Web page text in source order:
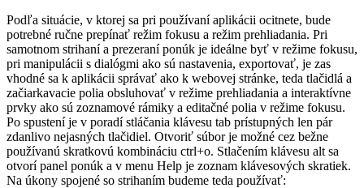
Podľa situácie, v ktorej sa pri používaní aplikácii ocitnete, bude
potrebné ručne prepínať režim fokusu a režim prehliadania. Pri
samotnom strihaní a prezeraní ponúk je ideálne byť v režime fokusu,
pri manipulácii s dialógmi ako sú nastavenia, exportovať, je zas
vhodné sa k aplikácii správať ako k webovej stránke, teda tlačidlá a
začiarkavacie polia obsluhovať v režime prehliadania a interaktívne
prvky ako sú zoznamové rámiky a editačné polia v režime fokusu.
Po spustení je v poradí stláčania klávesu tab prístupných len pár
zdanlivo nejasných tlačidiel. Otvoriť súbor je možné cez bežne
používanú skratkovú kombináciu ctrl+o. Stlačením klávesu alt sa
otvorí panel ponúk a v menu Help je zoznam klávesových skratiek.
Na úkony spojené so strihaním budeme teda používať: